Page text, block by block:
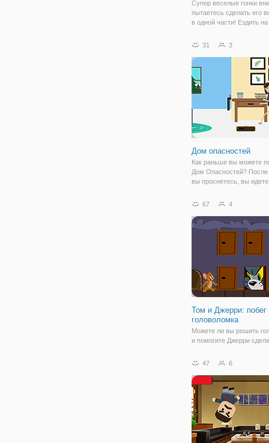
Супер веселые гонки
пытаетесь сделать его
в одной части! Ездить на
посмотреть, если вы
превышать 1000, и вы
приземлиться
31 3
Дом опасностей
Как раньше вы можете
Дом Опасностей? После
вы проснетесь, вы
поливаете цветы и
как вы идете на работу.
распорядок
67 4
Том и Джерри: побег
головоломка
Можете ли вы решить
и помогите Джерри
тянешь свой путь через
собрать сыр и не
том! Помогите Джерри
47 6